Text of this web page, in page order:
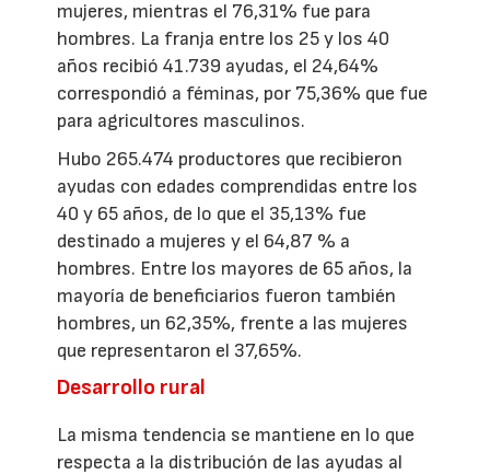
mujeres, mientras el 76,31% fue para
hombres. La franja entre los 25 y los 40
años recibió 41.739 ayudas, el 24,64%
correspondió a féminas, por 75,36% que fue
para agricultores masculinos.
Hubo 265.474 productores que recibieron
ayudas con edades comprendidas entre los
40 y 65 años, de lo que el 35,13% fue
destinado a mujeres y el 64,87 % a
hombres. Entre los mayores de 65 años, la
mayoría de beneficiarios fueron también
hombres, un 62,35%, frente a las mujeres
que representaron el 37,65%.
Desarrollo rural
La misma tendencia se mantiene en lo que
respecta a la distribución de las ayudas al